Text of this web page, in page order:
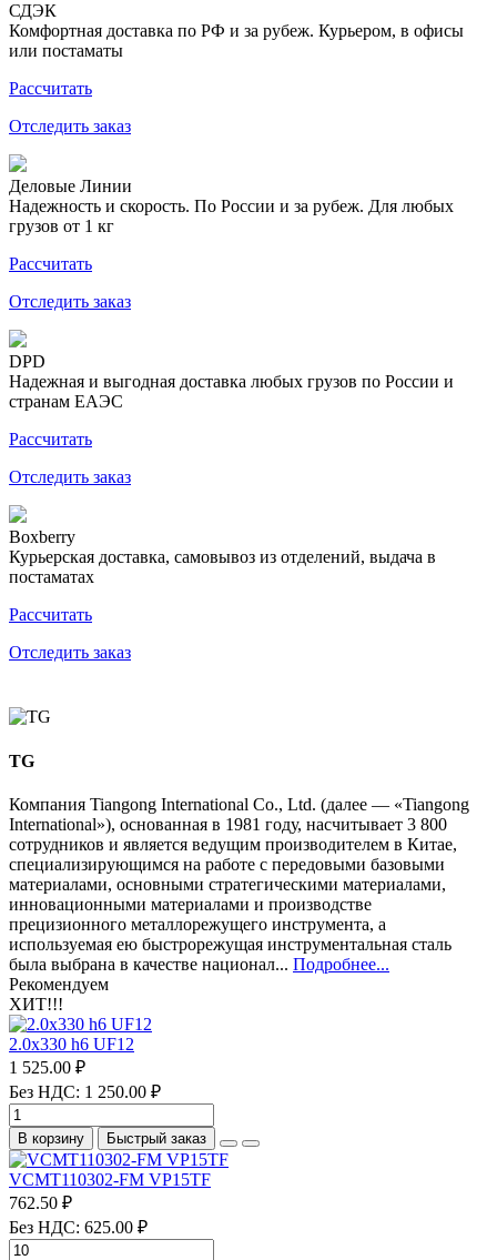
СДЭК
Комфортная доставка по РФ и за рубеж. Курьером, в офисы
или постаматы
Рассчитать
Отследить заказ
Деловые Линии
Надежность и скорость. По России и за рубеж. Для любых
грузов от 1 кг
Рассчитать
Отследить заказ
DPD
Надежная и выгодная доставка любых грузов по России и
странам ЕАЭС
Рассчитать
Отследить заказ
Boxberry
Курьерская доставка, самовывоз из отделений, выдача в
постаматах
Рассчитать
Отследить заказ
TG
Компания Tiangong International Co., Ltd. (далее — «Tiangong
International»), основанная в 1981 году, насчитывает 3 800
сотрудников и является ведущим производителем в Китае,
специализирующимся на работе с передовыми базовыми
материалами, основными стратегическими материалами,
инновационными материалами и производстве
прецизионного металлорежущего инструмента, а
используемая ею быстрорежущая инструментальная сталь
была выбрана в качестве национал... Подробнее...
Рекомендуем
ХИТ!!!
2.0х330 h6 UF12
1 525.00 ₽
Без НДС: 1 250.00 ₽
В корзину Быстрый заказ
VCMT110302-FM VP15TF
762.50 ₽
Без НДС: 625.00 ₽